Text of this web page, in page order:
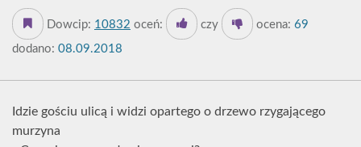
Dowcip: 10832 oceń: czy ocena: 69
dodano: 08.09.2018
Idzie gościu ulicą i widzi opartego o drzewo rzygającego
murzyna